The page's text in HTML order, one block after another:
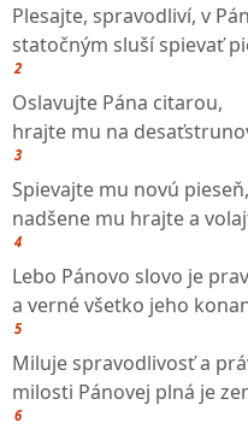
Plesajte, spravodliví, v
statočným sluší spievať
2
Oslavujte Pána citarou,
hrajte mu na
3
Spievajte mu novú pieseň,
nadšene mu hrajte a
4
Lebo Pánovo slovo je
a verné všetko jeho
5
Miluje spravodlivosť a
milosti Pánovej plná je
6